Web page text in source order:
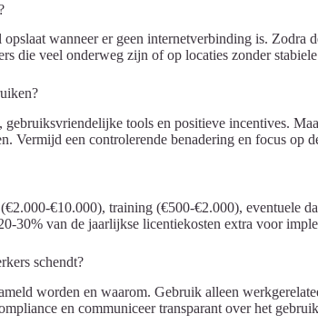
wanneer er geen internetverbinding is. Zodra
die veel onderweg zijn of op locaties zonder
tools en positieve incentives.
Vermijd een controlerende benadering en focus op
€10.000), training (€500-€2.000), eventuele
30% van de jaarlijkse licentiekosten extra voor
schendt?
worden en waarom. Gebruik alleen
en communiceer transparant over het